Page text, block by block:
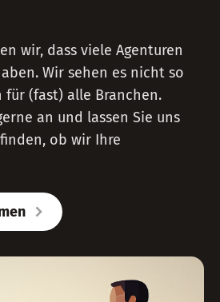
wir, dass viele Agenturen
Wir sehen es nicht so
(fast) alle Branchen.
an und lassen Sie uns
ob wir Ihre